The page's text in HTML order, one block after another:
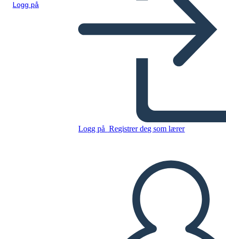
Logg på
Logg på Registrer deg som lærer
Kopier dette storyboardet
SPILLE AV LYSBILDEFREMVISNING
LES FOR MEG